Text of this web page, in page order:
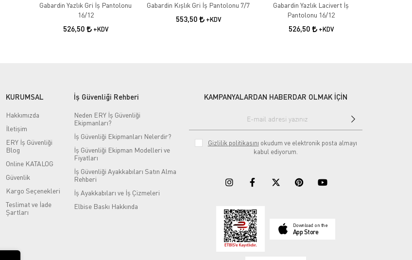
Gabardin Yazlık Gri İş Pantolonu
16/12
526,50 +KDV
Gabardin Kışlık Gri İş Pantolonu 7/7
553,50 +KDV
Gabardin Yazlık Lacivert İş
Pantolonu 16/12
526,50 +KDV
KURUMSAL
Hakkımızda
İletişim
ERY İş Güvenliği
Blog
Online KATALOG
Güvenlik
Kargo Seçenekleri
Teslimat ve İade
Şartları
İş Güvenliği Rehberi
Neden ERY İş Güvenliği
Ekipmanları?
İş Güvenliği Ekipmanları Nelerdir?
İş Güvenliği Ekipman Modelleri ve
Fiyatları
İş Güvenliği Ayakkabıları Satın Alma
Rehberi
İş Ayakkabıları ve İş Çizmeleri
Elbise Baskı Hakkında
KAMPANYALARDAN HABERDAR OLMAK İÇİN
Gizlilik politikasını okudum ve elektronik posta almayı
kabul ediyorum.
Download on the
App Store